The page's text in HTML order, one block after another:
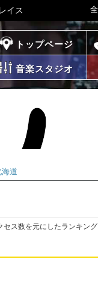
イス
トップページ
音楽スタジオ
海道
セス数を元にしたランキン